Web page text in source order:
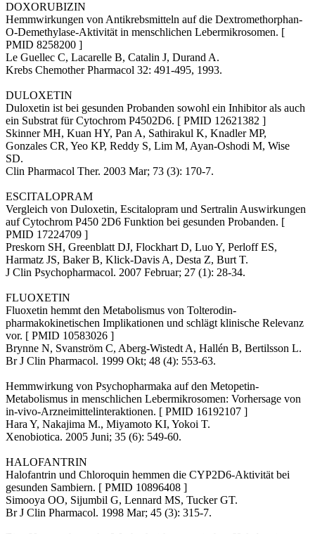
DOXORUBIZIN
Hemmwirkungen von Antikrebsmitteln auf die Dextromethorphan-
O-Demethylase-Aktivität in menschlichen Lebermikrosomen. [
PMID 8258200 ]
Le Guellec C, Lacarelle B, Catalin J, Durand A.
Krebs Chemother Pharmacol 32: 491-495, 1993.
DULOXETIN
Duloxetin ist bei gesunden Probanden sowohl ein Inhibitor als auch
ein Substrat für Cytochrom P4502D6. [ PMID 12621382 ]
Skinner MH, Kuan HY, Pan A, Sathirakul K, Knadler MP,
Gonzales CR, Yeo KP, Reddy S, Lim M, Ayan-Oshodi M, Wise
SD.
Clin Pharmacol Ther. 2003 Mar; 73 (3): 170-7.
ESCITALOPRAM
Vergleich von Duloxetin, Escitalopram und Sertralin Auswirkungen
auf Cytochrom P450 2D6 Funktion bei gesunden Probanden. [
PMID 17224709 ]
Preskorn SH, Greenblatt DJ, Flockhart D, Luo Y, Perloff ES,
Harmatz JS, Baker B, Klick-Davis A, Desta Z, Burt T.
J Clin Psychopharmacol. 2007 Februar; 27 (1): 28-34.
FLUOXETIN
Fluoxetin hemmt den Metabolismus von Tolterodin-
pharmakokinetischen Implikationen und schlägt klinische Relevanz
vor. [ PMID 10583026 ]
Brynne N, Svanström C, Aberg-Wistedt A, Hallén B, Bertilsson L.
Br J Clin Pharmacol. 1999 Okt; 48 (4): 553-63.
Hemmwirkung von Psychopharmaka auf den Metopetin-
Metabolismus in menschlichen Lebermikrosomen: Vorhersage von
in-vivo-Arzneimittelinteraktionen. [ PMID 16192107 ]
Hara Y, Nakajima M., Miyamoto KI, Yokoi T.
Xenobiotica. 2005 Juni; 35 (6): 549-60.
HALOFANTRIN
Halofantrin und Chloroquin hemmen die CYP2D6-Aktivität bei
gesunden Sambiern. [ PMID 10896408 ]
Simooya OO, Sijumbil G, Lennard MS, Tucker GT.
Br J Clin Pharmacol. 1998 Mar; 45 (3): 315-7.